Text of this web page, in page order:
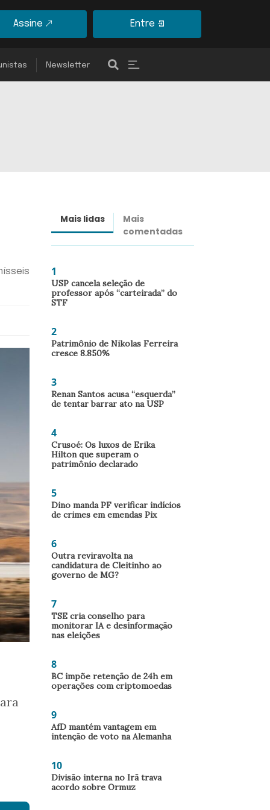
Assine Entre
Newsletter
Mais lidas
Mais
comentadas
1
USP cancela seleção de
professor após “carteirada” do
STF
2
Patrimônio de Nikolas Ferreira
cresce 8.850%
3
Renan Santos acusa “esquerda”
de tentar barrar ato na USP
4
Crusoé: Os luxos de Erika
Hilton que superam o
patrimônio declarado
5
Dino manda PF verificar indícios
de crimes em emendas Pix
6
Outra reviravolta na
candidatura de Cleitinho ao
governo de MG?
7
TSE cria conselho para
monitorar IA e desinformação
nas eleições
8
BC impõe retenção de 24h em
operações com criptomoedas
9
AfD mantém vantagem em
intenção de voto na Alemanha
10
Divisão interna no Irã trava
acordo sobre Ormuz